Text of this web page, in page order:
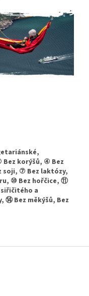
korýšů, ④ Bez
soji, ⑦ Bez laktózy,
⑩ Bez hořčice, ⑪
a
⑭ Bez měkýšů, Bez